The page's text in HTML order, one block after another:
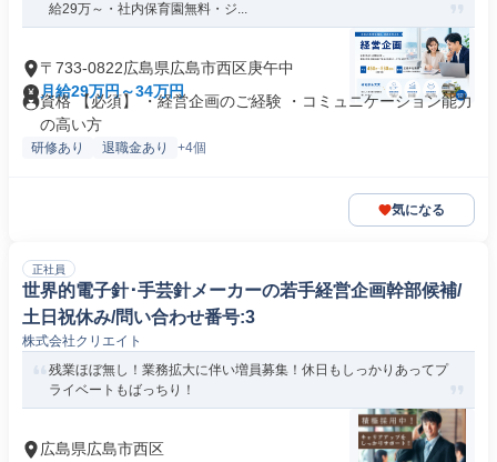
給29万～・社内保育園無料・ジ...
〒733-0822広島県広島市西区庚午中
月給29万円～34万円
資格 【必須】 ・経営企画のご経験 ・コミュニケーション能力
の高い方
研修あり 退職金あり +4個
気になる
正社員
世界的電子針･手芸針メーカーの若手経営企画幹部候補/
土日祝休み/問い合わせ番号:3
株式会社クリエイト
残業ほぼ無し！業務拡大に伴い増員募集！休日もしっかりあってプ
ライベートもばっちり！
広島県広島市西区